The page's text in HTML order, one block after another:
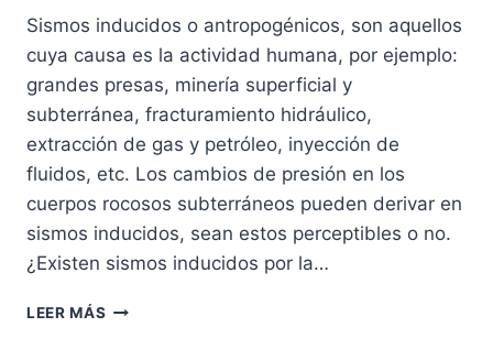
Sismos inducidos o antropogénicos, son aquellos
cuya causa es la actividad humana, por ejemplo:
grandes presas, minería superficial y
subterránea, fracturamiento hidráulico,
extracción de gas y petróleo, inyección de
fluidos, etc. Los cambios de presión en los
cuerpos rocosos subterráneos pueden derivar en
sismos inducidos, sean estos perceptibles o no.
¿Existen sismos inducidos por la…
LEER MÁS SISMICIDAD